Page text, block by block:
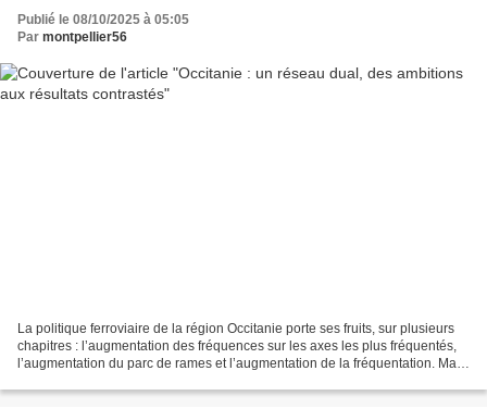
Publié le 08/10/2025 à 05:05
Par montpellier56
La politique ferroviaire de la région Occitanie porte ses fruits, sur plusieurs
chapitres : l’augmentation des fréquences sur les axes les plus fréquentés,
l’augmentation du parc de rames et l’augmentation de la fréquentation. Mais